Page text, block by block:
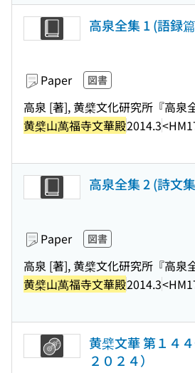
高泉全集 1 (語録
Paper 図書
高泉 [著], 黄檗文化研究所『高泉
黄檗山萬福寺文華殿2014.3
高泉全集 2 (詩文
Paper 図書
高泉 [著], 黄檗文化研究所『高泉
黄檗山萬福寺文華殿2014.3
黄檗文華 第１４
２０２４）